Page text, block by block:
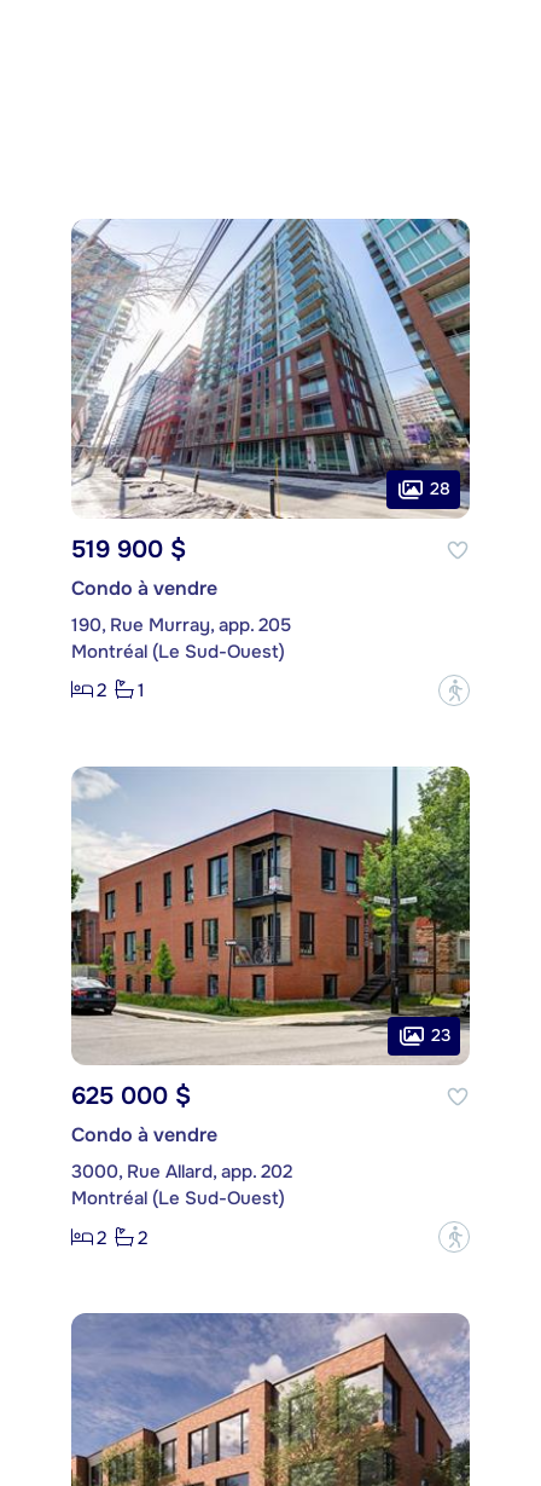
28
519 900 $
Condo à vendre
190, Rue Murray, app. 205
Montréal (Le Sud-Ouest)
2
1 ?
23
625 000 $
Condo à vendre
3000, Rue Allard, app. 202
Montréal (Le Sud-Ouest)
2
2 ?